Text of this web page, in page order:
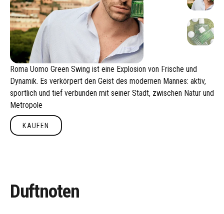
Roma Uomo Green Swing ist eine Explosion von Frische und
Dynamik. Es verkörpert den Geist des modernen Mannes: aktiv,
sportlich und tief verbunden mit seiner Stadt, zwischen Natur und
Metropole
Kaufen
KAUFEN
Duftnoten